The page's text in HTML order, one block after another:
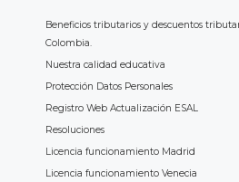
Beneficios tributarios y descuentos
Colombia.
Nuestra calidad educativa
Protección Datos Personales
Registro Web Actualización ESAL
Resoluciones
Licencia funcionamiento Madrid
Licencia funcionamiento Venecia